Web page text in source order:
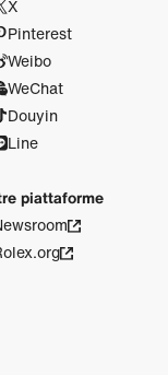
X
Pinterest
Weibo
WeChat
Douyin
Line
piattaforme